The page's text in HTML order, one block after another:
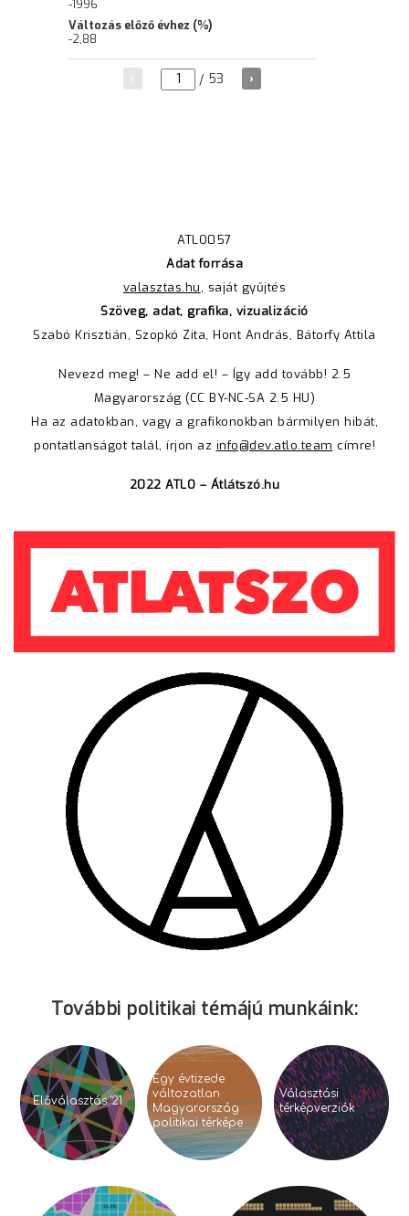
ATLO057
Adat forrása
valasztas.hu, saját gyűjtés
Szöveg, adat, grafika, vizualizáció
Szabó Krisztián, Szopkó Zita, Hont András, Bátorfy Attila
Nevezd meg! – Ne add el! – Így add tovább! 2.5
Magyarország (CC BY-NC-SA 2.5 HU)
Ha az adatokban, vagy a grafikonokban bármilyen hibát,
pontatlanságot talál, írjon az info@dev.atlo.team címre!
2022 ATLO – Átlátszó.hu
További politikai témájú munkáink:
Előválasztás '21
Egy évtizede
változatlan
Magyarország
politikai térképe
Választási
térképverziók